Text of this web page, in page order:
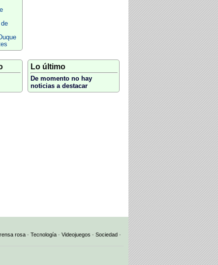
Lo último
De momento no hay
noticias a destacar
rosa · Tecnología · Videojuegos · Sociedad ·